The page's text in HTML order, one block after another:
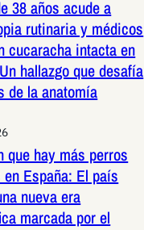
38 años acude a
rutinaria y médicos
cucaracha intacta en
hallazgo que desafía
de la anatomía
que hay más perros
España: El país
nueva era
marcada por el